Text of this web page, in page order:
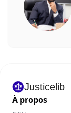
Justicelib
À propos